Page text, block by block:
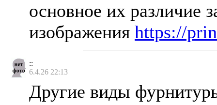
основное их различие
изображения https://
::
6.4.26 22:13
Другие виды